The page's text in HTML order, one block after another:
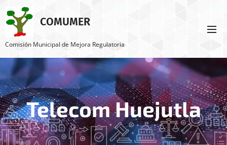
COMUMER
Comisión Municipal de Mejora Regulatoria
Telecom Huejutla